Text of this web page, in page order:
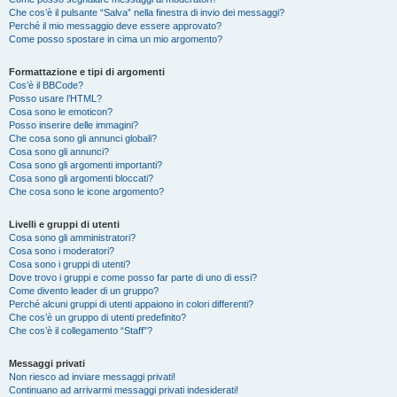
Che cos’è il pulsante “Salva” nella finestra di invio dei messaggi?
Perché il mio messaggio deve essere approvato?
Come posso spostare in cima un mio argomento?
Formattazione e tipi di argomenti
Cos’è il BBCode?
Posso usare l’HTML?
Cosa sono le emoticon?
Posso inserire delle immagini?
Che cosa sono gli annunci globali?
Cosa sono gli annunci?
Cosa sono gli argomenti importanti?
Cosa sono gli argomenti bloccati?
Che cosa sono le icone argomento?
Livelli e gruppi di utenti
Cosa sono gli amministratori?
Cosa sono i moderatori?
Cosa sono i gruppi di utenti?
Dove trovo i gruppi e come posso far parte di uno di essi?
Come divento leader di un gruppo?
Perché alcuni gruppi di utenti appaiono in colori differenti?
Che cos’è un gruppo di utenti predefinito?
Che cos’è il collegamento “Staff”?
Messaggi privati
Non riesco ad inviare messaggi privati!
Continuano ad arrivarmi messaggi privati indesiderati!